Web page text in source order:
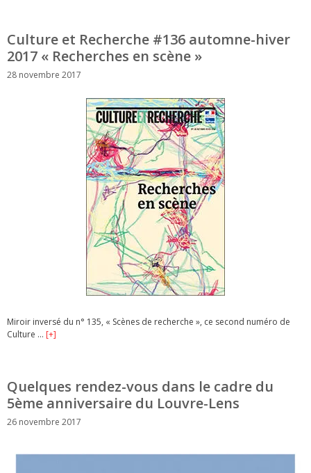
Culture et Recherche #136 automne-hiver
2017 « Recherches en scène »
28 novembre 2017
Miroir inversé du n° 135, « Scènes de recherche », ce second numéro de
Culture … [+]
Quelques rendez-vous dans le cadre du
5ème anniversaire du Louvre-Lens
26 novembre 2017